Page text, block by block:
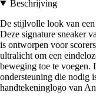
Beschrijving
De stijlvolle look van een
Deze signature sneaker
is ontworpen voor
ultralicht om een
beweging toe te voegen.
ondersteuning die nodig
handtekeninglogo van